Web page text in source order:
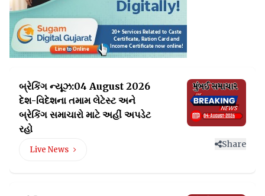
બ્રેકિંગ ન્યૂઝ:04 August 2026
દેશ-વિદેશના તમામ લેટેસ્ટઅને
બ્રેકિંગ સમાચારો માટે અહીં અપડેટ
રહો
Live News
Share